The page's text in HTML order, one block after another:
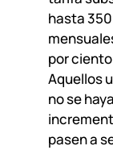
hasta
por
Aquellos
no se
pasen a